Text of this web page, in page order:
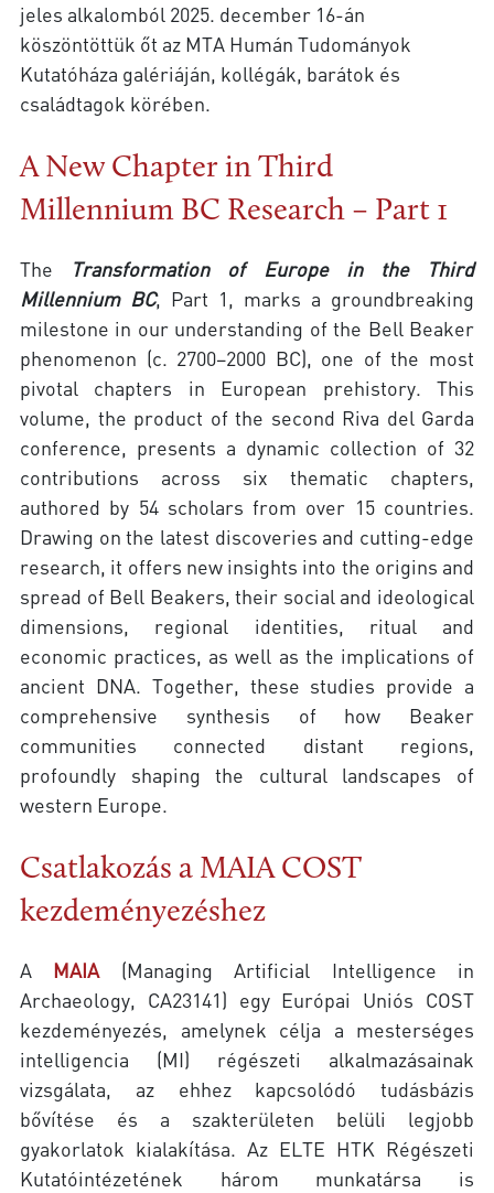
jeles alkalomból 2025. december 16-án
köszöntöttük őt az MTA Humán Tudományok
Kutatóháza galériáján, kollégák, barátok és
családtagok körében.
A New Chapter in Third
Millennium BC Research – Part 1
The
Transformation of Europe in the Third
Millennium BC, Part 1, marks a groundbreaking
milestone in our understanding of the Bell Beaker
phenomenon (c. 2700–2000 BC), one of the most
pivotal chapters in European prehistory. This
volume, the product of the second Riva del Garda
conference, presents a dynamic collection of 32
contributions across six thematic chapters,
authored by 54 scholars from over 15 countries.
Drawing on the latest discoveries and cutting-edge
research, it offers new insights into the origins and
spread of Bell Beakers, their social and ideological
dimensions, regional identities, ritual and
economic practices, as well as the implications of
ancient DNA. Together, these studies provide a
comprehensive synthesis of how Beaker
communities connected distant regions,
profoundly shaping the cultural landscapes of
western Europe.
Csatlakozás a MAIA COST
kezdeményezéshez
A MAIA(Managing Artificial Intelligence in
Archaeology, CA23141) egy Európai Uniós COST
kezdeményezés, amelynek célja a mesterséges
intelligencia (MI) régészeti alkalmazásainak
vizsgálata, az ehhez kapcsolódó tudásbázis
bővítése és a szakterületen belüli legjobb
gyakorlatok kialakítása. Az ELTE HTK Régészeti
Kutatóintézetének három munkatársa is